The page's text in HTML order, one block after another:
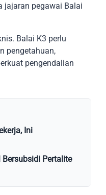
jajaran pegawai Balai
Balai K3 perlu
pengetahuan,
pengendalian
Ini
Pertalite